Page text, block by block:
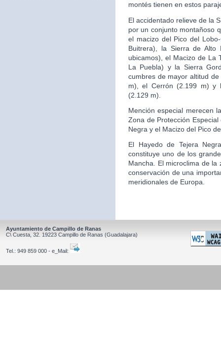
montés tienen en estos
El accidentado relieve de la
por un conjunto montañoso
el macizo del Pico del
Buitrera), la Sierra de
ubicamos), el Macizo de La
La Puebla) y la Sierra
cumbres de mayor altitud
m), el Cerrón (2.199 m) y
(2.129 m).
Mención especial merecen
Zona de Protección
Negra y el Macizo del Pico
El Hayedo de Tejera
constituye uno de los
Mancha. El microclima de
conservación de una
meridionales de Europa.
Ayuntamiento de Campillo de Ranas
C\ Cuesta, 32. 19223 Campillo de Ranas (Guadalajara)
Tel.: 949 859 000 - e_Mail: